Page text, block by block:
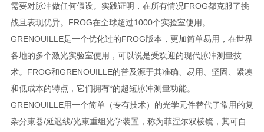
需要对脉冲做任何假设。实践证明，在所有情况FROG都克服了挑
战且表现优异。FROG在全球超过1000个实验室使用。
GRENOUILLE是一个优化过的FROG版本，更加简单易用，在世界
各地的多个激光实验室使用，可以说是受欢迎的现代脉冲测量技
术。FROG和GRENOUILLE的普及源于其准确、易用、坚固、紧凑
和低成本的特点，它们拥有*的超短脉冲测量功能。
GRENOUILLE用一个简单（专有技术）的光学元件替代了常用的复
杂分束器/延迟线/光束重组光学装置，称为菲涅尔双棱镜，其可自